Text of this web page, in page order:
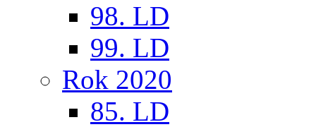
98. LD
99. LD
Rok 2020
85. LD